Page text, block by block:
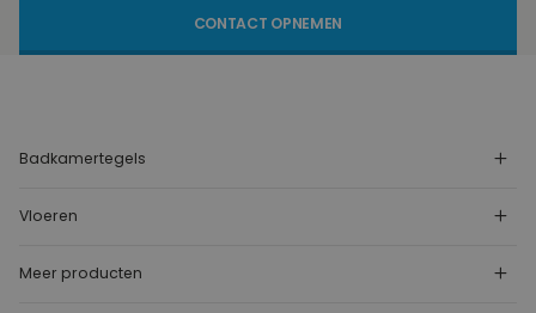
CONTACT OPNEMEN
Badkamertegels
Vloeren
Meer producten